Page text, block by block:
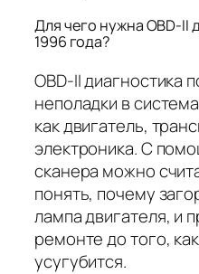
Для чего нужна OBD-II
1996 года?
OBD-II диагностика
неполадки в
как двигатель,
электроника. С
сканера можно
понять, почему
лампа двигателя, и
ремонте до того,
усугубится.